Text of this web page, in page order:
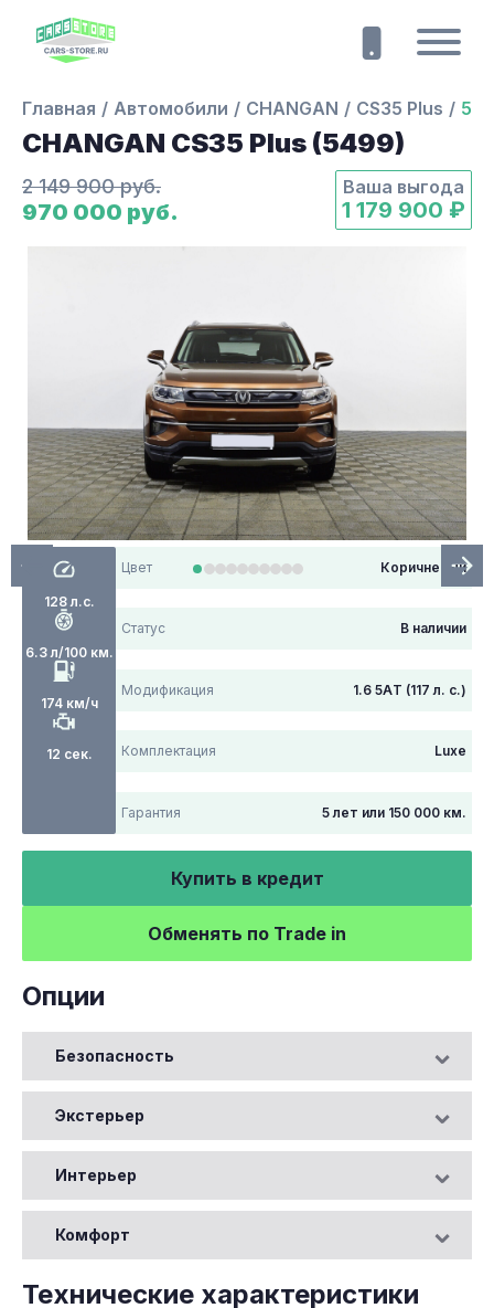
Главная Автомобили CHANGAN CS35 Plus
CHANGAN CS35 Plus (5499)
2 149 900 руб.
970 000 руб.
Ваша выгода
1 179 900 ₽
128 л.с.
6.3 л/100 км.
174 км/ч
12 сек.
Цвет Коричневый
Статус В наличии
Модификация 1.6 5АT (117 л. с.)
Комплектация Luxe
Гарантия 5 лет или 150 000 км.
Купить в кредит
Обменять по Trade in
Опции
Безопасность
Экстерьер
Интерьер
Комфорт
Технические характеристики